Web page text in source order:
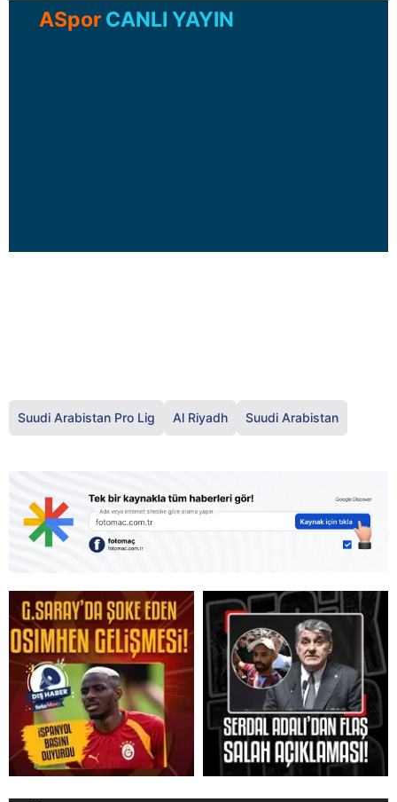
ASpor CANLI YAYIN
Suudi Arabistan Pro Lig Al Riyadh Suudi Arabistan